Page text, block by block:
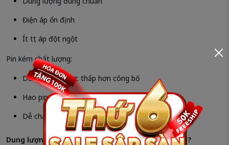
Điện áp ổn định
Ít tụt áp đột ngột
Pin kém chất lượng:
Dung lượng thực thấp hơn công bố
Hao pin nhanh
Dễ chảy nước
Dung lượng pin CR ảnh hưởng thế nào đến thiết bị?